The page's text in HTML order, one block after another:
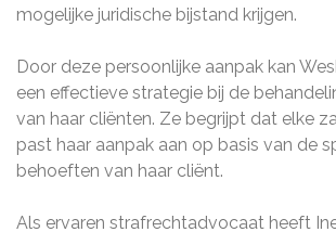
mogelijke juridische bijstand krijgen.
Door deze persoonlijke aanpak kan
een effectieve strategie bij de
van haar cliënten. Ze begrijpt dat elke
past haar aanpak aan op basis van de
behoeften van haar cliënt.
Als ervaren strafrechtadvocaat heeft